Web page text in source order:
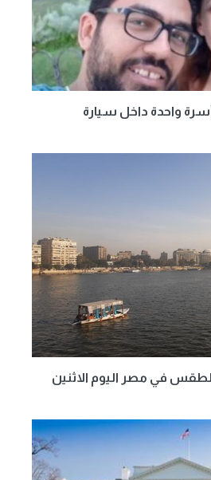
جثث من أسرة واحدة داخل سيارة
في مصر اليوم الاثنين